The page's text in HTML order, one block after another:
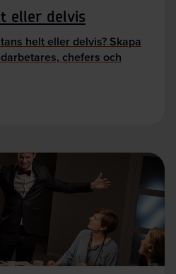
eller delvis
helt eller delvis? Skapa
chefers och